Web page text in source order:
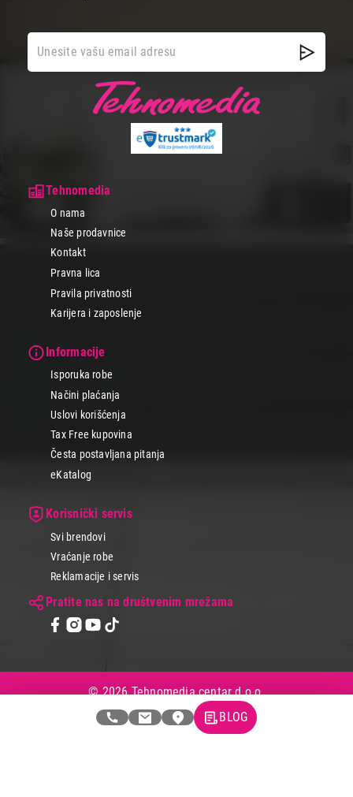
Tehnomedia
O nama
Naše prodavnice
Kontakt
Pravna lica
Pravila privatnosti
Karijera i zaposlenje
Informacije
Isporuka robe
Načini plaćanja
Uslovi korišćenja
Tax Free kupovina
Česta postavljana pitanja
eKatalog
Korisnički servis
Svi brendovi
Vraćanje robe
Reklamacije i servis
Pratite nas na društvenim mrežama
© 2026 Tehnomedia centar d.o.o.
BLOG